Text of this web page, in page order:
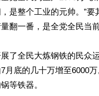
是整个工业的元帅。”要
翻一番，是全党全民当前
了全民大炼钢铁的民众
月底的几十万增至6000
等铁器。